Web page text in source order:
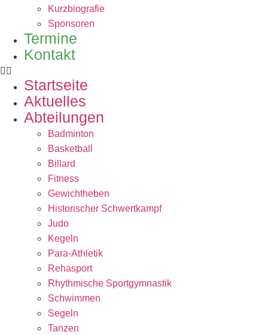
Kurzbiografie
Sponsoren
Termine
Kontakt
Startseite
Aktuelles
Abteilungen
Badminton
Basketball
Billard
Fitness
Gewichtheben
Historischer Schwertkampf
Judo
Kegeln
Para-Athletik
Rehasport
Rhythmische Sportgymnastik
Schwimmen
Segeln
Tanzen